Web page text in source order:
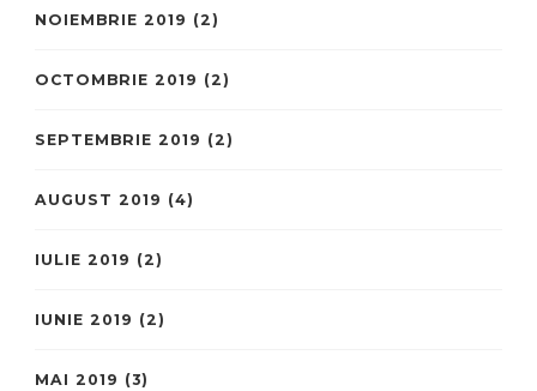
NOIEMBRIE 2019 (2)
OCTOMBRIE 2019 (2)
SEPTEMBRIE 2019 (2)
AUGUST 2019 (4)
IULIE 2019 (2)
IUNIE 2019 (2)
MAI 2019 (3)